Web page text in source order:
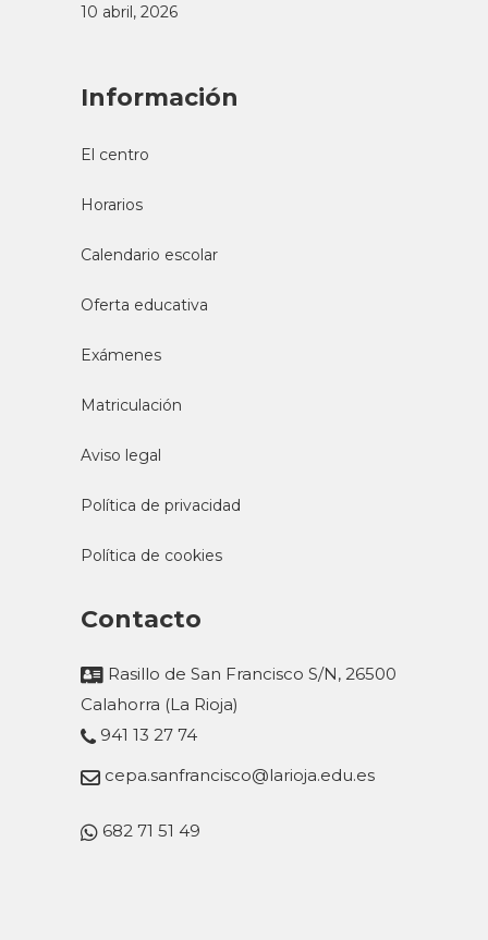
10 abril, 2026
Información
El centro
Horarios
Calendario escolar
Oferta educativa
Exámenes
Matriculación
Aviso legal
Política de privacidad
Política de cookies
Contacto
Rasillo de San Francisco S/N, 26500
Calahorra (La Rioja)
941 13 27 74
cepa.sanfrancisco@larioja.edu.es
682 71 51 49